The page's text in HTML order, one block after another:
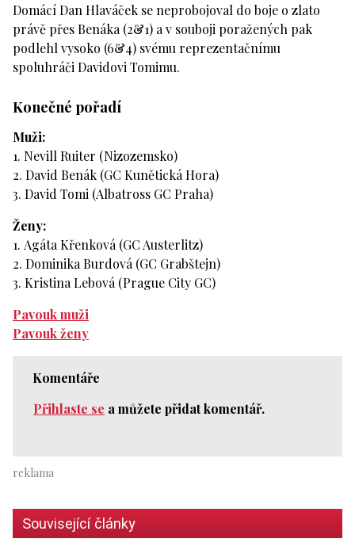
Domácí Dan Hlaváček se neprobojoval do boje o zlato
právě přes Benáka (2&1) a v souboji poražených pak
podlehl vysoko (6&4) svému reprezentačnímu
spoluhráči Davidovi Tomimu.
Konečné pořadí
Muži:
1. Nevill Ruiter (Nizozemsko)
2. David Benák (GC Kunětická Hora)
3. David Tomi (Albatross GC Praha)
Ženy:
1. Agáta Křenková (GC Austerlitz)
2. Dominika Burdová (GC Grabštejn)
3. Kristina Lebová (Prague City GC)
Pavouk muži
Pavouk ženy
Komentáře
Přihlaste se a můžete přidat komentář.
Související články